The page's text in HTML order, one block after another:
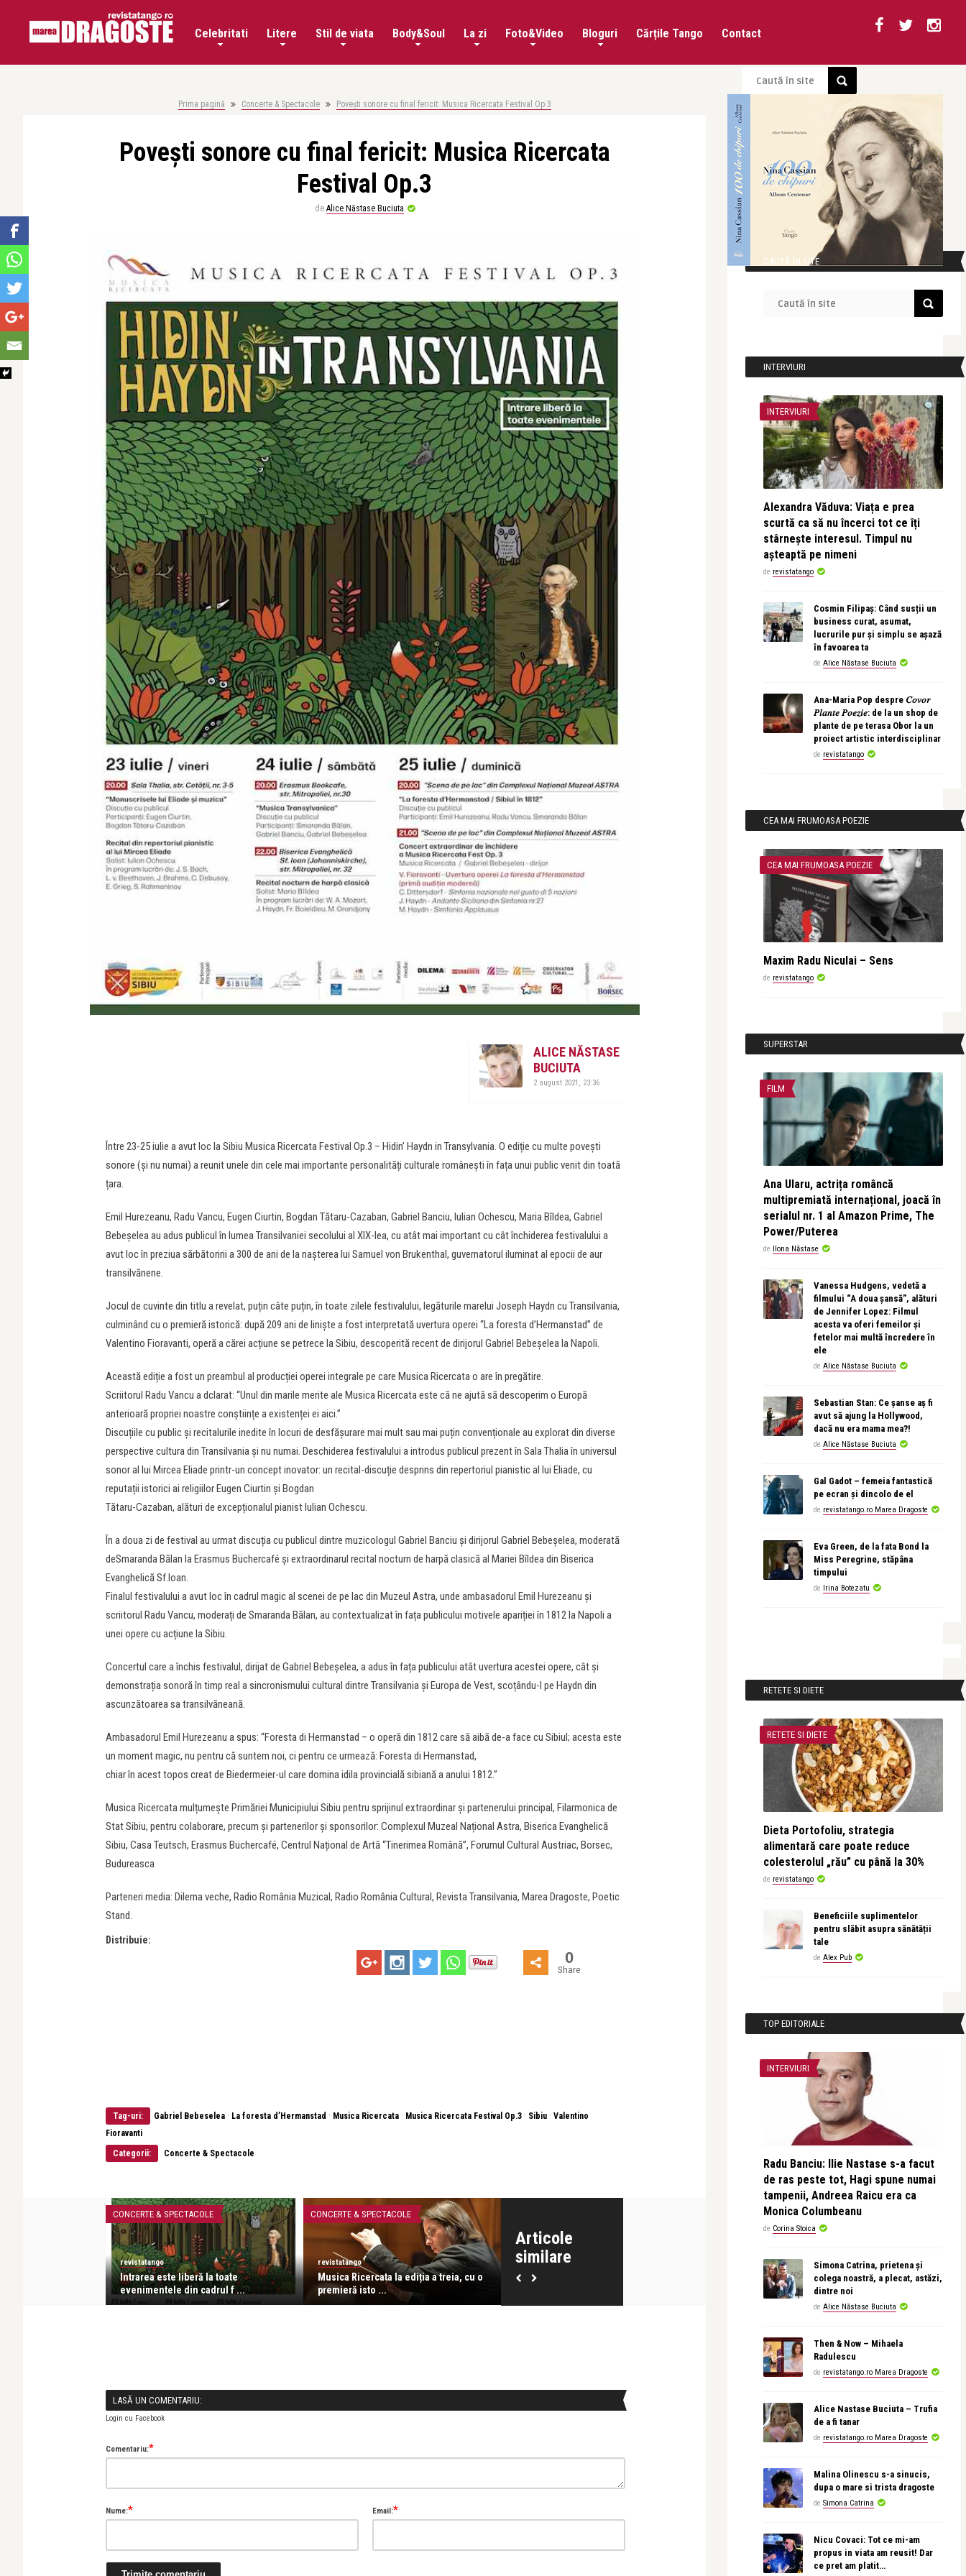
Celebritati Litere Stil de viata Body&Soul La zi Foto&Video Bloguri Cărțile Tango Contact
Prima pagină Concerte & Spectacole Povești sonore cu final fericit: Musica Ricercata Festival Op.3
Povești sonore cu final fericit: Musica Ricercata
Festival Op.3
de Alice Năstase Buciuta
ALICE NĂSTASE
BUCIUTA
2 august 2021, 23:36
Între 23-25 iulie a avut loc la Sibiu Musica Ricercata Festival Op.3 – Hidin’ Haydn in Transylvania. O ediție cu multe povești
sonore (și nu numai) a reunit unele din cele mai importante personalități culturale românești în fața unui public venit din toată
țara.
Emil Hurezeanu, Radu Vancu, Eugen Ciurtin, Bogdan Tătaru-Cazaban, Gabriel Banciu, Iulian Ochescu, Maria Bîldea, Gabriel
Bebeșelea au adus publicul în lumea Transilvaniei secolului al XIX-lea, cu atât mai important cu cât închiderea festivalului a
avut loc în preziua sărbătoririi a 300 de ani de la nașterea lui Samuel von Brukenthal, guvernatorul iluminat al epocii de aur
transilvănene.
Jocul de cuvinte din titlu a revelat, puțin câte puțin, în toate zilele festivalului, legăturile marelui Joseph Haydn cu Transilvania,
culminând cu o premieră istorică: după 209 ani de liniște a fost interpretată uvertura operei “La foresta d’Hermanstad” de
Valentino Fioravanti, operă a cărei acțiune se petrece la Sibiu, descoperită recent de dirijorul Gabriel Bebeșelea la Napoli.
Această ediție a fost un preambul al producției operei integrale pe care Musica Ricercata o are în pregătire.
Scriitorul Radu Vancu a dclarat: “Unul din marile merite ale Musica Ricercata este că ne ajută să descoperim o Europă
anterioară propriei noastre conștiințe a existenței ei aici.”
Discuțiile cu public și recitalurile inedite în locuri de desfășurare mai mult sau mai puțin convenționale au explorat din diverse
perspective cultura din Transilvania și nu numai. Deschiderea festivalului a introdus publicul prezent în Sala Thalia în universul
sonor al lui Mircea Eliade printr-un concept inovator: un recital-discuție desprins din repertoriul pianistic al lui Eliade, cu
reputații istorici ai religiilor Eugen Ciurtin și Bogdan
Tătaru-Cazaban, alături de excepționalul pianist Iulian Ochescu.
În a doua zi de festival au urmat discuția cu publicul dintre muzicologul Gabriel Banciu și dirijorul Gabriel Bebeșelea, moderată
deSmaranda Bălan la Erasmus Büchercafé și extraordinarul recital nocturn de harpă clasică al Mariei Bîldea din Biserica
Evanghelică Sf.Ioan.
Finalul festivalului a avut loc în cadrul magic al scenei de pe lac din Muzeul Astra, unde ambasadorul Emil Hurezeanu și
scriitorul Radu Vancu, moderați de Smaranda Bălan, au contextualizat în fața publicului motivele apariției în 1812 la Napoli a
unei opere cu acțiune la Sibiu.
Concertul care a închis festivalul, dirijat de Gabriel Bebeșelea, a adus în fața publicului atât uvertura acestei opere, cât și
demonstrația sonoră în timp real a sincronismului cultural dintre Transilvania și Europa de Vest, scoțându-l pe Haydn din
ascunzătoarea sa transilvăneană.
Ambasadorul Emil Hurezeanu a spus: “Foresta di Hermanstad – o operă din 1812 care să aibă de-a face cu Sibiul; acesta este
un moment magic, nu pentru că suntem noi, ci pentru ce urmează: Foresta di Hermanstad,
chiar în acest topos creat de Biedermeier-ul care domina idila provincială sibiană a anului 1812.”
Musica Ricercata mulțumește Primăriei Municipiului Sibiu pentru sprijinul extraordinar și partenerului principal, Filarmonica de
Stat Sibiu, pentru colaborare, precum și partenerilor și sponsorilor: Complexul Muzeal Național Astra, Biserica Evanghelică
Sibiu, Casa Teutsch, Erasmus Büchercafé, Centrul Național de Artă “Tinerimea Română”, Forumul Cultural Austriac, Borsec,
Budureasca
Parteneri media: Dilema veche, Radio România Muzical, Radio România Cultural, Revista Transilvania, Marea Dragoste, Poetic
Stand.
Distribuie:
0
Share
Tag-uri: Gabriel Bebeselea · La foresta d’Hermanstad · Musica Ricercata · Musica Ricercata Festival Op.3 · Sibiu · Valentino
Fioravanti
Categorii:
Concerte & Spectacole
Articole
similare
CONCERTE & SPECTACOLE
revistatango
Intrarea este liberă la toate
evenimentele din cadrul f ...
CONCERTE & SPECTACOLE
revistatango
Musica Ricercata la ediția a treia, cu o
premieră isto ...
revistatango
Ștefan Hrușcă revine pe scenele din
“Despre noi / About Us” de Beatrice
LASĂ UN COMENTARIU:
Login cu Facebook
Comentariu:*
Nume:* Email:*
CAUTĂ ÎN SITE
INTERVIURI
INTERVIURI
Alexandra Văduva: Viața e prea
scurtă ca să nu încerci tot ce îți
stârnește interesul. Timpul nu
așteaptă pe nimeni
de revistatango
Cosmin Filipaș: Când susții un
business curat, asumat,
lucrurile pur și simplu se așază
în favoarea ta
de Alice Năstase Buciuta
Ana-Maria Pop despre 𝐶𝑜𝑣𝑜𝑟
𝑃𝑙𝑎𝑛𝑡𝑒 𝑃𝑜𝑒𝑧𝑖𝑒: de la un shop de
plante de pe terasa Obor la un
proiect artistic interdisciplinar
de revistatango
CEA MAI FRUMOASA POEZIE
CEA MAI FRUMOASA POEZIE
Maxim Radu Niculai – Sens
de revistatango
SUPERSTAR
FILM
Ana Ularu, actrița româncă
multipremiată internațional, joacă în
serialul nr. 1 al Amazon Prime, The
Power/Puterea
de Ilona Năstase
Vanessa Hudgens, vedetă a
filmului “A doua șansă”, alături
de Jennifer Lopez: Filmul
acesta va oferi femeilor și
fetelor mai multă încredere în
ele
de Alice Năstase Buciuta
Sebastian Stan: Ce șanse aș fi
avut să ajung la Hollywood,
dacă nu era mama mea?!
de Alice Năstase Buciuta
Gal Gadot – femeia fantastică
pe ecran și dincolo de el
de revistatango.ro Marea Dragoste
Eva Green, de la fata Bond la
Miss Peregrine, stăpâna
timpului
de Irina Botezatu
RETETE SI DIETE
RETETE SI DIETE
Dieta Portofoliu, strategia
alimentară care poate reduce
colesterolul „rău” cu până la 30%
de revistatango
Beneficiile suplimentelor
pentru slăbit asupra sănătății
tale
de Alex Pub
TOP EDITORIALE
INTERVIURI
Radu Banciu: Ilie Nastase s-a facut
de ras peste tot, Hagi spune numai
tampenii, Andreea Raicu era ca
Monica Columbeanu
de Corina Stoica
Simona Catrina, prietena și
colega noastră, a plecat, astăzi,
dintre noi
de Alice Năstase Buciuta
Then & Now – Mihaela
Radulescu
de revistatango.ro Marea Dragoste
Alice Nastase Buciuta – Trufia
de a fi tanar
de revistatango.ro Marea Dragoste
Malina Olinescu s-a sinucis,
dupa o mare si trista dragoste
de Simona Catrina
Nicu Covaci: Tot ce mi-am
propus in viata am reusit! Dar
ce pret am platit…